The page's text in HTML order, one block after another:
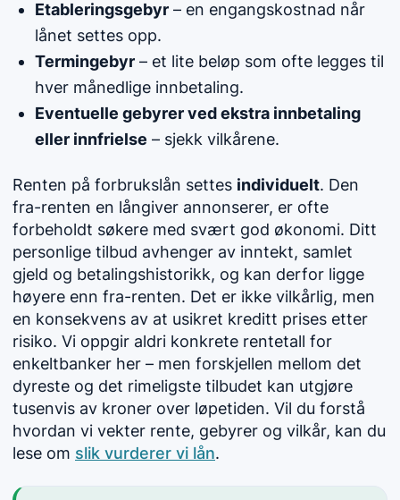
Etableringsgebyr – en engangskostnad når
lånet settes opp.
Termingebyr – et lite beløp som ofte legges til
hver månedlige innbetaling.
Eventuelle gebyrer ved ekstra innbetaling
eller innfrielse – sjekk vilkårene.
Renten på forbrukslån settes individuelt. Den
fra-renten en långiver annonserer, er ofte
forbeholdt søkere med svært god økonomi. Ditt
personlige tilbud avhenger av inntekt, samlet
gjeld og betalingshistorikk, og kan derfor ligge
høyere enn fra-renten. Det er ikke vilkårlig, men
en konsekvens av at usikret kreditt prises etter
risiko. Vi oppgir aldri konkrete rentetall for
enkeltbanker her – men forskjellen mellom det
dyreste og det rimeligste tilbudet kan utgjøre
tusenvis av kroner over løpetiden. Vil du forstå
hvordan vi vekter rente, gebyrer og vilkår, kan du
lese om slik vurderer vi lån.